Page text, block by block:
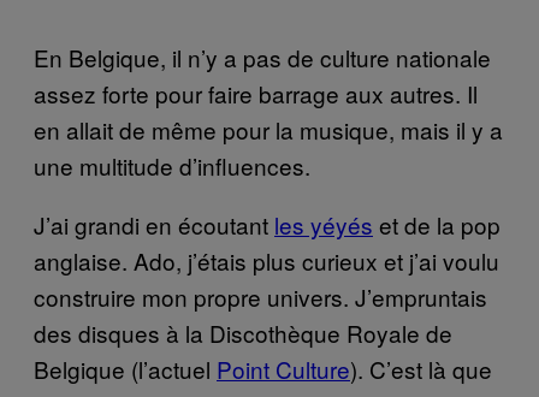
En Belgique, il n’y a pas de culture nationale
assez forte pour faire barrage aux autres. Il
en allait de même pour la musique, mais il y a
une multitude d’influences.
J’ai grandi en écoutant les yéyés et de la pop
anglaise. Ado, j’étais plus curieux et j’ai voulu
construire mon propre univers. J’empruntais
des disques à la Discothèque Royale de
Belgique (l’actuel Point Culture). C’est là que